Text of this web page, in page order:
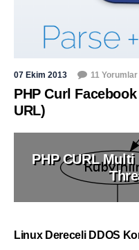
07 Ekim 2013 11 Yorumlar
PHP Curl
URL)
PHP CURL Multi
Linux Dereceli DDOS